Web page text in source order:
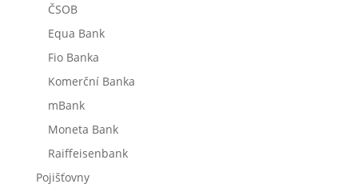
ČSOB
Equa Bank
Fio Banka
Komerční Banka
mBank
Moneta Bank
Raiffeisenbank
Pojišťovny